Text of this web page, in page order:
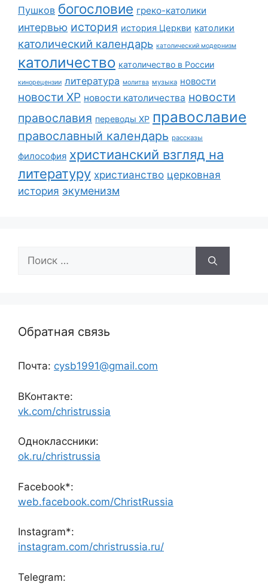
Пушков богословие греко-католики
интервью история история Церкви католики
католический календарь католический модернизм
католичество католичество в России
кинорецензии литература молитва музыка новости
новости ХР новости католичества новости
православия переводы ХР православие
православный календарь рассказы
философия христианский взгляд на
литературу христианство церковная
история экуменизм
Поиск:
Обратная связь
Почта: cysb1991@gmail.com
ВКонтакте:
vk.com/christrussia
Одноклассники:
ok.ru/christrussia
Facebook*:
web.facebook.com/ChristRussia
Instagram*:
instagram.com/christrussia.ru/
Telegram: